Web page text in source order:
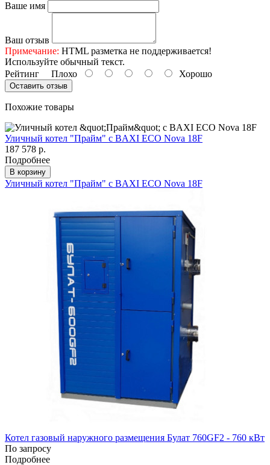
Ваше имя
Ваш отзыв
Примечание: HTML разметка не поддерживается!
Используйте обычный текст.
Рейтинг Плохо Хорошо
Оставить отзыв
Похожие товары
Уличный котел "Прайм" с BAXI ECO Nova 18F
187 578 р.
Подробнее
В корзину
Уличный котел "Прайм" с BAXI ECO Nova 18F
Котел газовый наружного размещения Булат 760GF2 - 760 кВт
По запросу
Подробнее